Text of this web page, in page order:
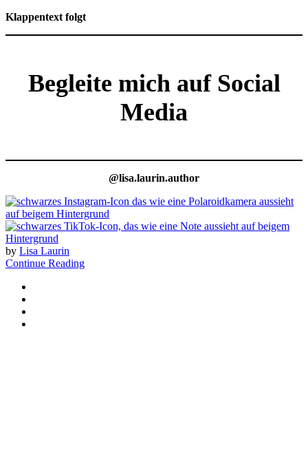
Klappentext folgt
Begleite mich auf Social
Media
@lisa.laurin.author
by Lisa Laurin
Continue Reading